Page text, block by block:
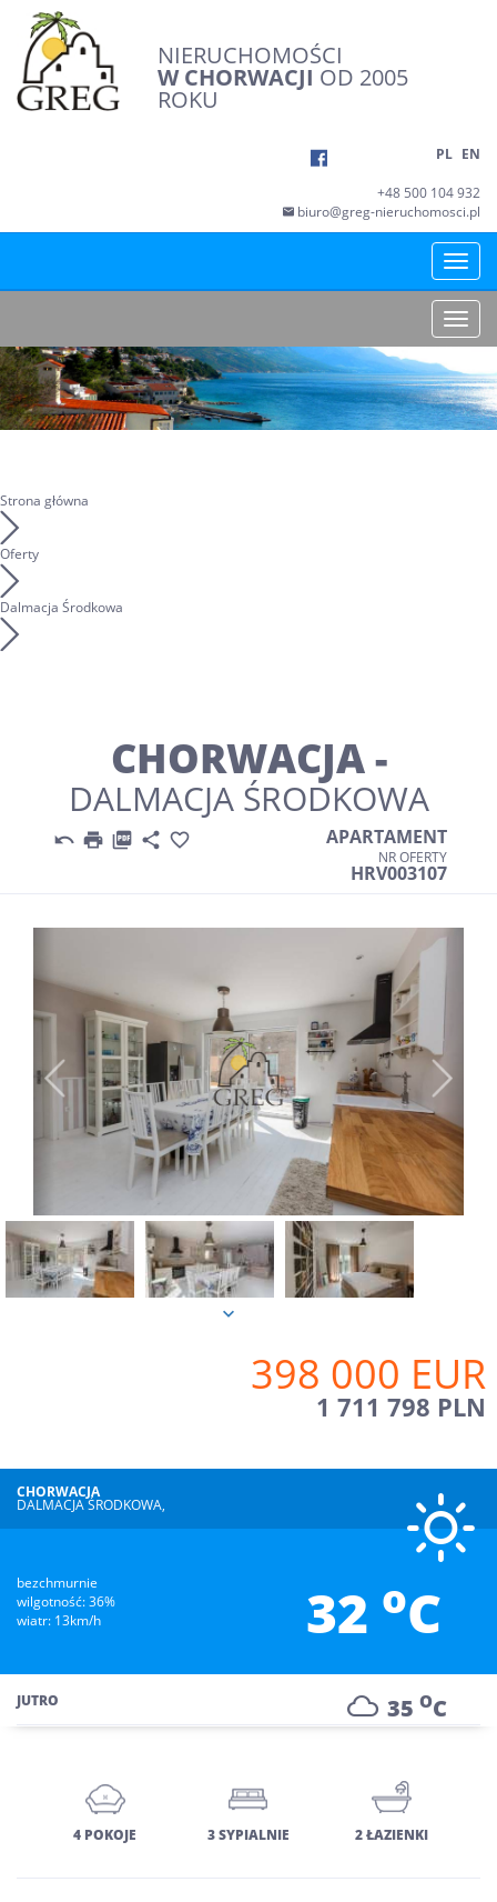
NIERUCHOMOŚCI
W CHORWACJI OD 2005
ROKU
PL EN
+48 500 104 932
biuro@greg-nieruchomosci.pl
Toggle
Toggle
Strona główna
Oferty
Dalmacja Środkowa
CHORWACJA -
DALMACJA ŚRODKOWA
     APARTAMENT
NR OFERTY
HRV003107
398 000 EUR
1 711 798 PLN
CHORWACJA
DALMACJA ŚRODKOWA,
bezchmurnie
wilgotność: 36%
wiatr: 13km/h
32 oC
JUTRO 35 OC
4 POKOJE 3 SYPIALNIE 2 ŁAZIENKI